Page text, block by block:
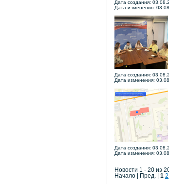
Дата создания:
Дата изменения:
Дата создания:
Дата изменения:
Дата создания:
Дата изменения:
Новости 1 - 20 из
Начало | Пред. | 1 2